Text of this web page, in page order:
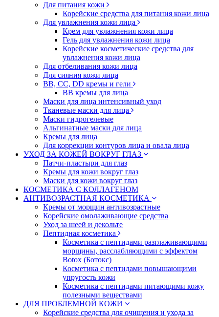
Для питания кожи
Корейские средства для питания кожи лица
Для увлажнения кожи лица
Крем для увлажнения кожи лица
Гель для увлажнения кожи лица
Корейские косметические средства для
увлажнения кожи лица
Для отбеливания кожи лица
Для сияния кожи лица
BB, CC, DD кремы и гели
BB кремы для лица
Маски для лица интенсивный уход
Тканевые маски для лица
Маски гидрогелевые
Альгинатные маски для лица
Кремы для лица
Для коррекции контуров лица и овала лица
УХОД ЗА КОЖЕЙ ВОКРУГ ГЛАЗ
Патчи-пластыри для глаз
Кремы для кожи вокруг глаз
Маски для кожи вокруг глаз
КОСМЕТИКА С КОЛЛАГЕНОМ
АНТИВОЗРАСТНАЯ КОСМЕТИКА
Кремы от морщин антивозрастные
Корейские омолаживающие средства
Уход за шеей и декольте
Пептидная косметика
Косметика с пептидами разглаживающими
морщины, расслабляющими с эффектом
Botox (Ботокс)
Косметика с пептидами повышающими
упругость кожи
Косметика с пептидами питающими кожу
полезными веществами
ДЛЯ ПРОБЛЕМНОЙ КОЖИ
Корейские средства для очищения и ухода за